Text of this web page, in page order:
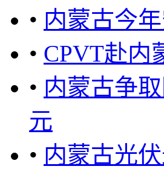
• 内蒙古今
• CPVT赴内
• 内蒙古争
元
• 内蒙古光